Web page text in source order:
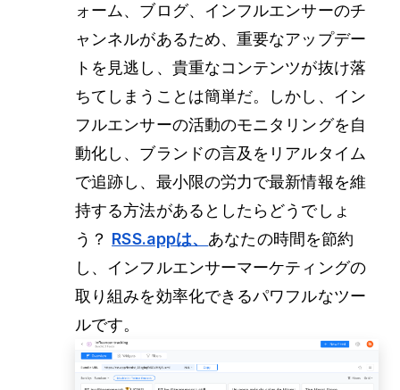
ォーム、ブログ、インフルエンサーのチ
ャンネルがあるため、重要なアップデー
トを見逃し、貴重なコンテンツが抜け落
ちてしまうことは簡単だ。しかし、イン
フルエンサーの活動のモニタリングを自
動化し、ブランドの言及をリアルタイム
で追跡し、最小限の労力で最新情報を維
持する方法があるとしたらどうでしょ
う？ RSS.appは、 あなたの時間を節約
し、インフルエンサーマーケティングの
取り組みを効率化できるパワフルなツー
ルです。